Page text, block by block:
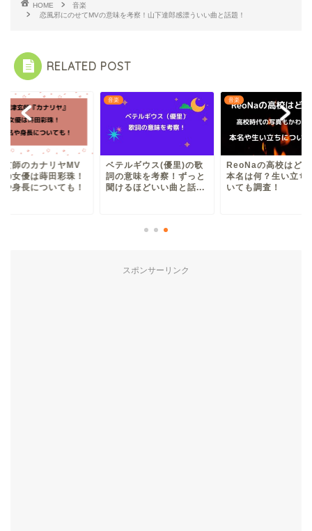
HOME
音楽
恋風邪にのせてMVの意味を考察！山下達郎感漂ういい曲と話題！
RELATED POST
玄師のカナリヤMV
の女優は蒔田彩珠！
や身長についても！
音楽
ベテルギウス(優里)の歌
詞の意味を考察！ずっと
聞けるほどいい曲と話...
音楽
ReoNaの高校はど
本名は何？生い立ち
いても調査！
スポンサーリンク